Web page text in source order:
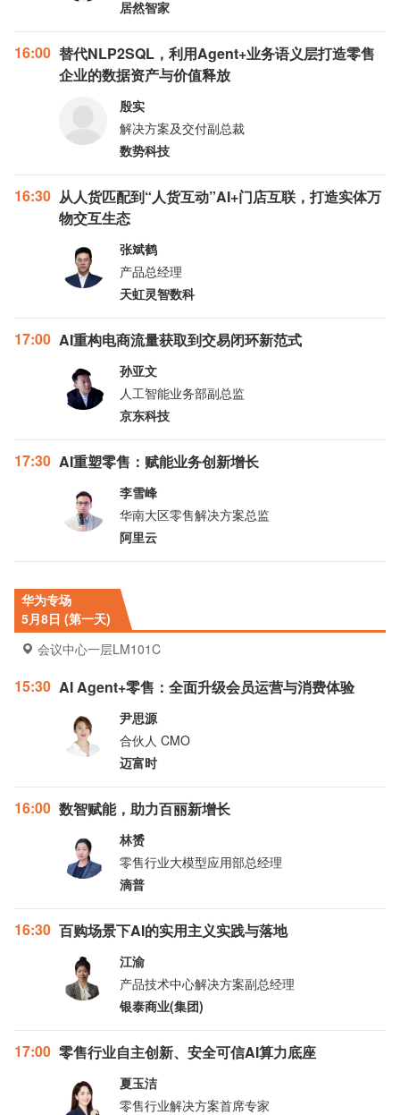
居然智家
16:00 替代NLP2SQL，利用Agent+业务语义层打造零售
企业的数据资产与价值释放
殷实
解决方案及交付副总裁
数势科技
16:30 从人货匹配到“人货互动”AI+门店互联，打造实体万
物交互生态
张斌鹤
产品总经理
天虹灵智数科
17:00 AI重构电商流量获取到交易闭环新范式
孙亚文
人工智能业务部副总监
京东科技
17:30 AI重塑零售：赋能业务创新增长
李雪峰
华南大区零售解决方案总监
阿里云
华为专场
5月8日 (第一天)
会议中心一层LM101C
15:30 AI Agent+零售：全面升级会员运营与消费体验
尹思源
合伙人 CMO
迈富时
16:00 数智赋能，助力百丽新增长
林赟
零售行业大模型应用部总经理
滴普
16:30 百购场景下AI的实用主义实践与落地
江渝
产品技术中心解决方案副总经理
银泰商业(集团)
17:00 零售行业自主创新、安全可信AI算力底座
夏玉洁
零售行业解决方案首席专家